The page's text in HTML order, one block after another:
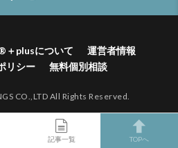
＋plusについて
運営者情報
リシー
無料個別相談
CO.,LTD All Rights Reserved.
記事一覧 TOPへ